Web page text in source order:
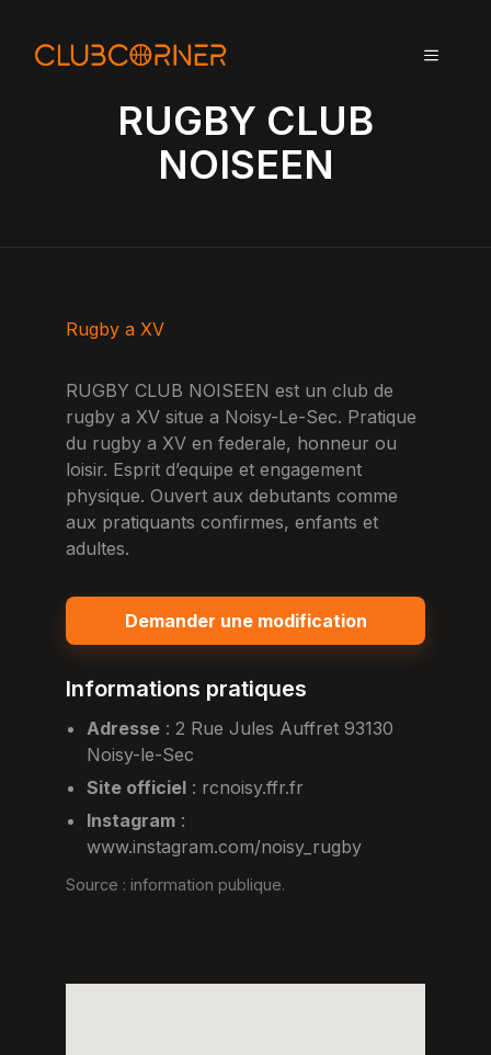
MENU
RUGBY CLUB
NOISEEN
Rugby a XV
RUGBY CLUB NOISEEN est un club de
rugby a XV situe a Noisy-Le-Sec. Pratique
du rugby a XV en federale, honneur ou
loisir. Esprit d’equipe et engagement
physique. Ouvert aux debutants comme
aux pratiquants confirmes, enfants et
adultes.
Demander une modification
Informations pratiques
Adresse :2 Rue Jules Auffret 93130
Noisy-le-Sec
Site officiel : rcnoisy.ffr.fr
Instagram :
www.instagram.com/noisy_rugby
Source : information publique.